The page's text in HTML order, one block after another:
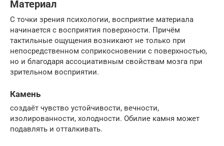
Материал
С точки зрения психологии, восприятие материала
начинается с восприятия поверхности. Причём
тактильные ощущения возникают не только при
непосредственном соприкосновении с поверхностью,
но и благодаря ассоциативным свойствам мозга при
зрительном восприятии.
Камень
создаёт чувство устойчивости, вечности,
изолированности, холодности. Обилие камня может
подавлять и отталкивать.